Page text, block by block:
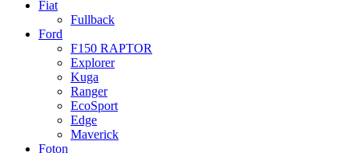
Fiat
Fullback
Ford
F150 RAPTOR
Explorer
Kuga
Ranger
EcoSport
Edge
Maverick
Foton